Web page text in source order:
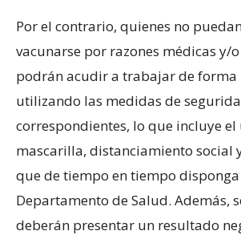
Por el contrario, quienes no
vacunarse por razones médicas y/
podrán acudir a trabajar de forma
utilizando las medidas de
correspondientes, lo que incluye el
mascarilla, distanciamiento social
que de tiempo en tiempo
Departamento de Salud. Además,
deberán presentar un resultado